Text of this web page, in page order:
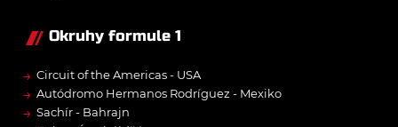
Okruhy formule 1
→ Circuit of the Americas - USA
→ Autódromo Hermanos Rodríguez - Mexiko
→ Sachír - Bahrajn